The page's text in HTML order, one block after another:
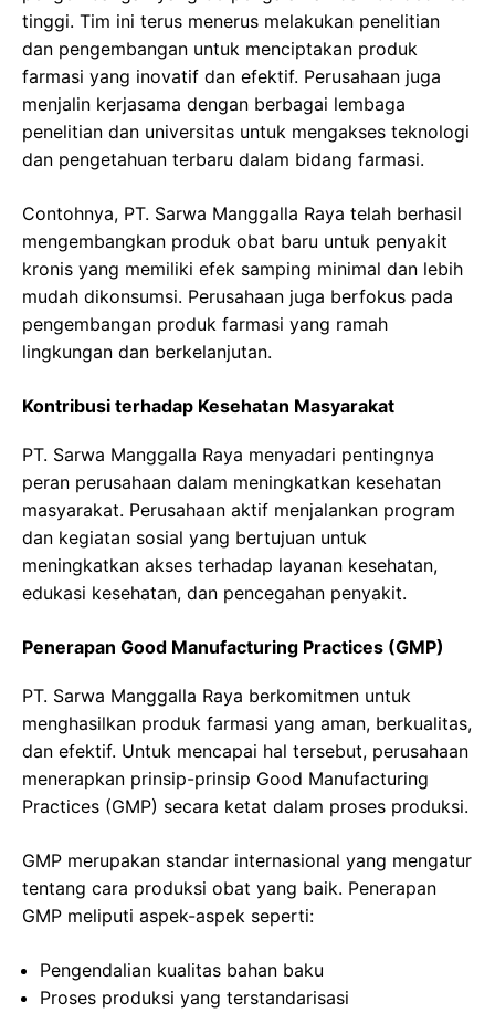
tinggi. Tim ini terus menerus melakukan penelitian
dan pengembangan untuk menciptakan produk
farmasi yang inovatif dan efektif. Perusahaan juga
menjalin kerjasama dengan berbagai lembaga
penelitian dan universitas untuk mengakses teknologi
dan pengetahuan terbaru dalam bidang farmasi.
Contohnya, PT. Sarwa Manggalla Raya telah berhasil
mengembangkan produk obat baru untuk penyakit
kronis yang memiliki efek samping minimal dan lebih
mudah dikonsumsi. Perusahaan juga berfokus pada
pengembangan produk farmasi yang ramah
lingkungan dan berkelanjutan.
Kontribusi terhadap Kesehatan Masyarakat
PT. Sarwa Manggalla Raya menyadari pentingnya
peran perusahaan dalam meningkatkan kesehatan
masyarakat. Perusahaan aktif menjalankan program
dan kegiatan sosial yang bertujuan untuk
meningkatkan akses terhadap layanan kesehatan,
edukasi kesehatan, dan pencegahan penyakit.
Penerapan Good Manufacturing Practices (GMP)
PT. Sarwa Manggalla Raya berkomitmen untuk
menghasilkan produk farmasi yang aman, berkualitas,
dan efektif. Untuk mencapai hal tersebut, perusahaan
menerapkan prinsip-prinsip Good Manufacturing
Practices (GMP) secara ketat dalam proses produksi.
GMP merupakan standar internasional yang mengatur
tentang cara produksi obat yang baik. Penerapan
GMP meliputi aspek-aspek seperti:
Pengendalian kualitas bahan baku
Proses produksi yang terstandarisasi